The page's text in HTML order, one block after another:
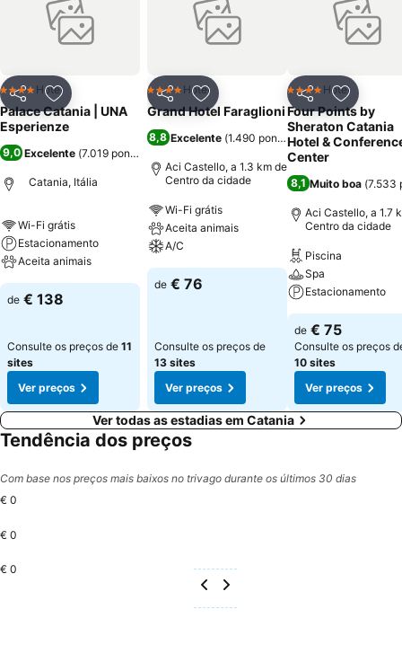
para facilitar os acessos a cadeira de rodas, as instalações facilitam
ainda o alojamento de clientes com necessidades especiais e
crianças. As comodidades presentes nos quartos, para não
aquecedor, ar condicionado, quarto de banho com chuveiro e
banheira, tv satélite e tv a cabo, cafeteira, janelas isolantes e com
abertura, mesa de escritório, mini bar, secador de cabelo e telefone.
Animais domésticos admitidos sob pedido.
PartilharAdicionar aos favoritos
4 EstrelasHotel
Palace Catania | UNA
Esperienze
9,0 Excelente (7.019 pontuações
Catania, Itália
Wi-Fi grátis
Estacionamento
Aceita animais
de € 138
Consulte os preços de 11
sites
Ver preços
PartilharAdicionar aos favoritos
4 EstrelasHotel
Grand Hotel Faraglioni
8,8 Excelente (1.490 pontuações)
Aci Castello, a 1.3 km de
Centro da cidade
Wi-Fi grátis
Aceita animais
A/C
de € 76
Consulte os preços de
13 sites
Ver preços
Partilhar
4 EstrelasHotel
Four Points by
Sheraton Catania
Hotel &
Center
8,1 Muito boa (7.533
Aci Castello, a 1.7
Centro da cidade
Piscina
Spa
Estacionamento
de € 75
Consulte os preços
10 sites
Ver preços
Ver todas as estadias em Catania
Tendência dos preços
Com base nos preços mais baixos no trivago durante os últimos 30 dias
€ 0
€ 0
€ 0